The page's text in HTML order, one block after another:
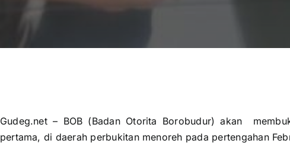
Gudeg.net – BOB (Badan Otorita Borobudur) akan
pertama, di daerah perbukitan menoreh pada pertengahan